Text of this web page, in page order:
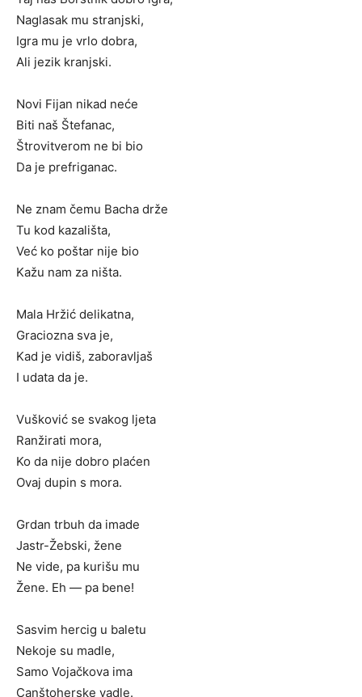
Naglasak mu stranjski,
Igra mu je vrlo dobra,
Ali jezik kranjski.
Novi Fijan nikad neće
Biti naš Štefanac,
Štrovitverom ne bi bio
Da je prefriganac.
Ne znam čemu Bacha drže
Tu kod kazališta,
Već ko poštar nije bio
Kažu nam za ništa.
Mala Hržić delikatna,
Graciozna sva je,
Kad je vidiš, zaboravljaš
I udata da je.
Vušković se svakog ljeta
Ranžirati mora,
Ko da nije dobro plaćen
Ovaj dupin s mora.
Grdan trbuh da imade
Jastr-Žebski, žene
Ne vide, pa kurišu mu
Žene. Eh — pa bene!
Sasvim hercig u baletu
Nekoje su madle,
Samo Vojačkova ima
Canštoherske vadle.